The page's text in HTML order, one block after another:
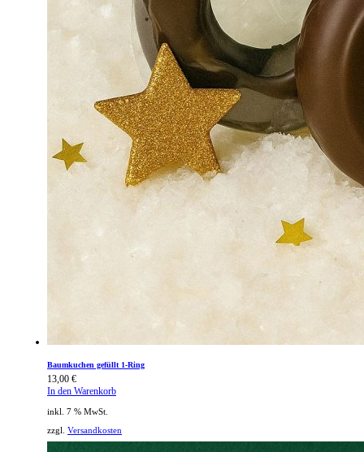
Baumkuchen gefüllt 1-Ring
13,00 €
In den Warenkorb
inkl. 7 % MwSt.
zzgl. Versandkosten